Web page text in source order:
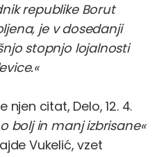
republike Borut
je v dosedanji
stopnjo lojalnosti
citat, Delo, 12. 4.
bolj in manj izbrisane«
Vukelić, vzet